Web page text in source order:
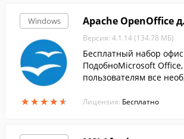
Windows
★★★★★
★★★★★
Apache OpenOffice
Версия: 4.1.14 (134.78 МБ)
Бесплатный набор
ПодобноMicrosoft
пользователям все
Лицензия: Бесплатно